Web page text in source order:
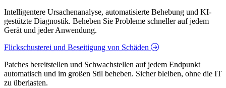
Intelligentere Ursachenanalyse, automatisierte Behebung und KI-
gestützte Diagnostik. Beheben Sie Probleme schneller auf jedem
Gerät und jeder Anwendung.
Flickschusterei und Beseitigung von Schäden
Patches bereitstellen und Schwachstellen auf jedem Endpunkt
automatisch und im großen Stil beheben. Sicher bleiben, ohne die IT
zu überlasten.